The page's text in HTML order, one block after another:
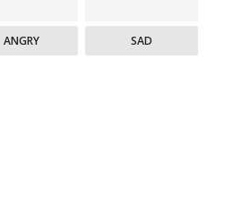
ANGRY SAD